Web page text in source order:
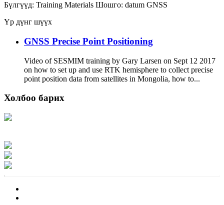
Бүлгүүд: Training Materials Шошго: datum GNSS
Үр дүнг шүүх
GNSS Precise Point Positioning
Video of SESMIM training by Gary Larsen on Sept 12 2017
on how to set up and use RTK hemisphere to collect precise
point position data from satellites in Mongolia, how to...
Холбоо барих